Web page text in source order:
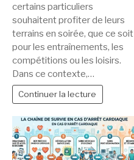
certains particuliers
souhaitent profiter de leurs
terrains en soirée, que ce soit
pour les entraînements, les
compétitions ou les loisirs.
Dans ce contexte,…
Continuer la lecture